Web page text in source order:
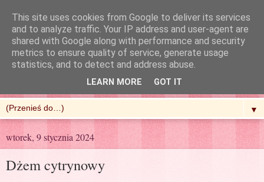
R'n'G Kitchen
▼
wtorek, 9 stycznia 2024
Dżem cytrynowy
This site uses cookies from Google to deliver its services
and to analyze traffic. Your IP address and user-agent are
shared with Google along with performance and security
metrics to ensure quality of service, generate usage
statistics, and to detect and address abuse.
LEARN MORE GOT IT